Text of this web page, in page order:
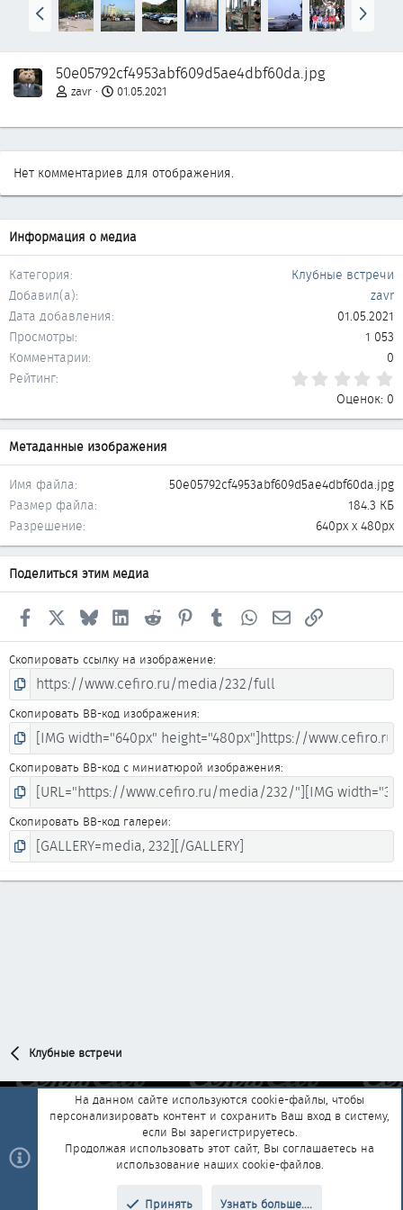
Н
а
а
д
В
п
р
50e05792cf4953abf609d5ae4dbf60da.jpg
zavr 01.05.2021
Нет комментариев для отображения.
Информация о медиа
Категория
Клубные встречи
Добавил(а)
zavr
Дата добавления
01.05.2021
Просмотры
1 053
Комментарии
0
Рейтинг
Оценок: 0
Метаданные изображения
Имя файла
50e05792cf4953abf609d5ae4dbf60da.jpg
Размер файла
184.3 КБ
Разрешение
640px x 480px
Поделиться этим медиа
Facebook Bluesky LinkedInReddit PinterestTumblr WhatsAppЭлектронная почта
Ссылка
Скопировать ссылку на изображение
Скопировать BB-код изображения
Скопировать BB-код с миниатюрой изображения
Скопировать BB-код галереи
Клубные встречи
Обратная связь
Условия и правила
Политика конфиденциальности
Помощь Главная
R
®
На данном сайте используются cookie-файлы, чтобы
персонализировать контент и сохранить Ваш вход в систему,
если Вы зарегистрируетесь.
Продолжая использовать этот сайт, Вы соглашаетесь на
использование наших cookie-файлов.
Принять Узнать больше....